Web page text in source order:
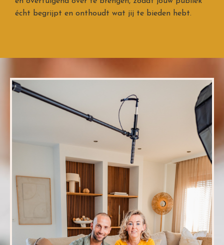
écht begrijpt en onthoudt wat jij te bieden hebt.